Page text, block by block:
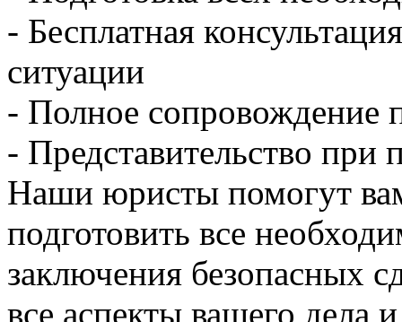
- Бесплатная
ситуации
- Полное сопровождение
- Представительство при
Наши юристы помогут
подготовить все
заключения безопасных
все аспекты вашего